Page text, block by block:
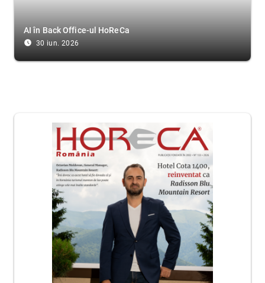
AI în Back Office-ul HoReCa
access_time_filled 30 iun. 2026